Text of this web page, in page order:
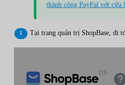
thành công PayPal với cửa
Tại trang quản trị ShopBase, đi